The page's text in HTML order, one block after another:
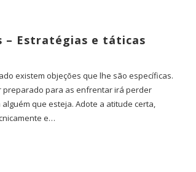
– Estratégias e táticas
existem objeções que lhe são específicas.
preparado para as enfrentar irá perder
que esteja. Adote a atitude certa,
e…